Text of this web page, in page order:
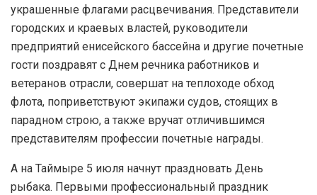
украшенные флагами расцвечивания. Представители
городских и краевых властей, руководители
предприятий енисейского бассейна и другие почетные
гости поздравят с Днем речника работников и
ветеранов отрасли, совершат на теплоходе обход
флота, поприветствуют экипажи судов, стоящих в
парадном строю, а также вручат отличившимся
представителям профессии почетные награды.
А на Таймыре 5 июля начнут праздновать День
рыбака. Первыми профессиональный праздник